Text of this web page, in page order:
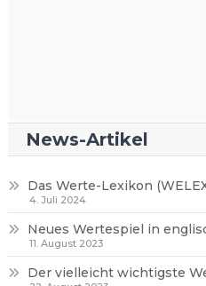
News-Artikel
Das Werte-Lexikon
4. Juli 2024
Neues Wertespiel in
11. August 2023
Der vielleicht wichtigste